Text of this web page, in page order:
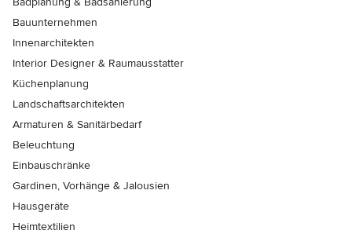
Bauunternehmen
Innenarchitekten
Interior Designer & Raumausstatter
Küchenplanung
Landschaftsarchitekten
Armaturen & Sanitärbedarf
Beleuchtung
Einbauschränke
Gardinen, Vorhänge & Jalousien
Hausgeräte
Heimtextilien